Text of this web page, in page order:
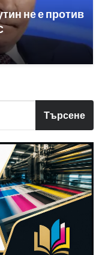
не е против
Търсене